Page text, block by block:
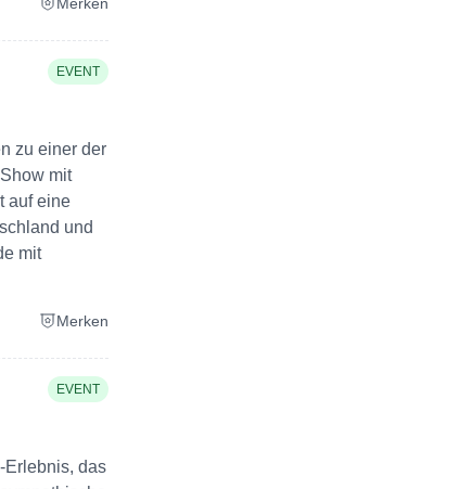
EVENT
zu einer der
mit
auf eine
und
mit
Merken
EVENT
Erlebnis, das